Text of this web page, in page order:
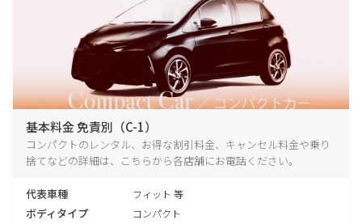
基本料金 免責別（C-1）
コンパクトのレンタル、お得な割引料金、キャンセル料金や乗り
捨てなどの詳細は、こちらから各店舗にお電話ください。
代表車種 フィット 等
ボディタイプ コンパクト